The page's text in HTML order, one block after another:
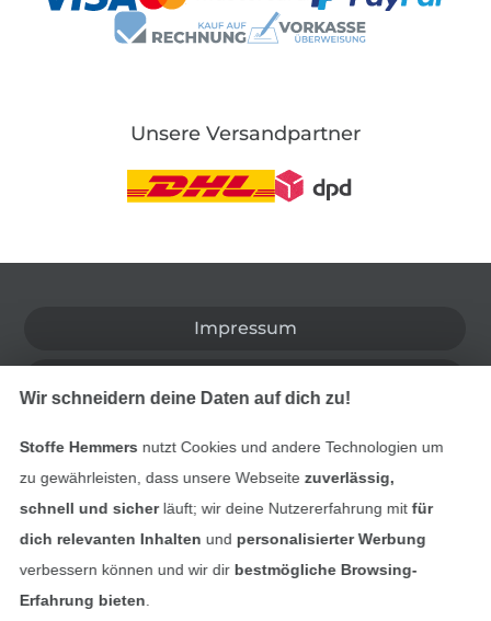
Unsere Versandpartner
Impressum
Widerrufsrecht
Kontakt
Bestellung widerrufen
Wir schneidern deine Daten auf dich zu!
Stoffe Hemmers nutzt Cookies und andere Technologien um
zu gewährleisten, dass unsere Webseite zuverlässig,
schnell und sicherläuft; wir deine Nutzererfahrung mitfür
dich relevanten Inhalten und personalisierter Werbung
verbessern können und wir dir bestmögliche Browsing-
Erfahrung bieten